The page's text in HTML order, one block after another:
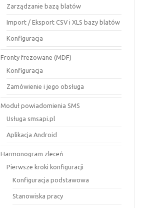
Zarządzanie bazą blatów
Import / Eksport CSV i XLS bazy blatów
Konfiguracja
Fronty frezowane (MDF)
Konfiguracja
Zamówienie i jego obsługa
Moduł powiadomienia SMS
Usługa smsapi.pl
Aplikacja Android
Harmonogram zleceń
Pierwsze kroki konfiguracji
Konfiguracja podstawowa
Stanowiska pracy